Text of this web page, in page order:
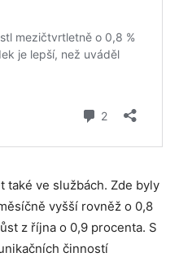
také ve službách. Zde byly
vyšší rovněž o 0,8
z října o 0,9 procenta. S
činností